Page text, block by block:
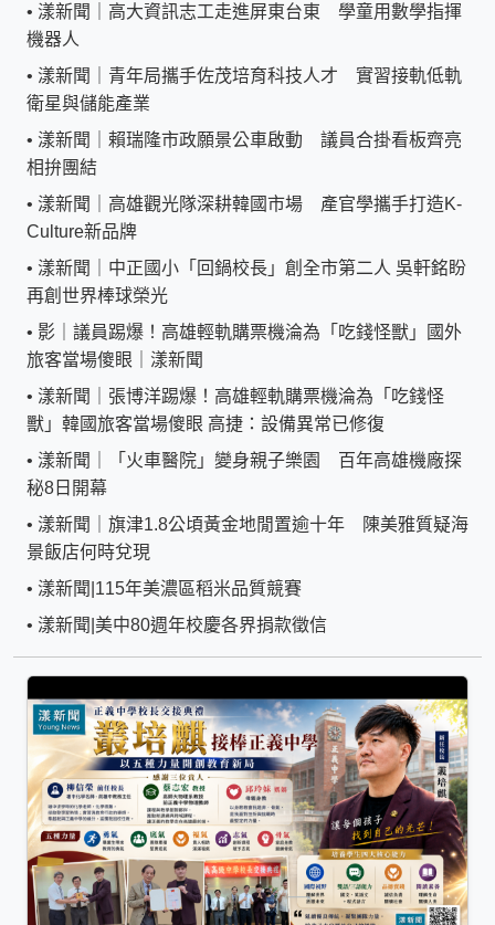
• 漾新聞｜高大資訊志工走進屏東台東 學童用數學指揮
機器人
• 漾新聞｜青年局攜手佐茂培育科技人才 實習接軌低軌
衛星與儲能產業
• 漾新聞｜賴瑞隆市政願景公車啟動 議員合掛看板齊亮
相拚團結
• 漾新聞｜高雄觀光隊深耕韓國市場 產官學攜手打造K-
Culture新品牌
• 漾新聞｜中正國小「回鍋校長」創全市第二人 吳軒銘盼
再創世界棒球榮光
• 影｜議員踢爆！高雄輕軌購票機淪為「吃錢怪獸」國外
旅客當場傻眼｜漾新聞
• 漾新聞｜張博洋踢爆！高雄輕軌購票機淪為「吃錢怪
獸」韓國旅客當場傻眼 高捷：設備異常已修復
• 漾新聞｜「火車醫院」變身親子樂園 百年高雄機廠探
秘8日開幕
• 漾新聞｜旗津1.8公頃黃金地閒置逾十年 陳美雅質疑海
景飯店何時兌現
• 漾新聞|115年美濃區稻米品質競賽
• 漾新聞|美中80週年校慶各界捐款徵信